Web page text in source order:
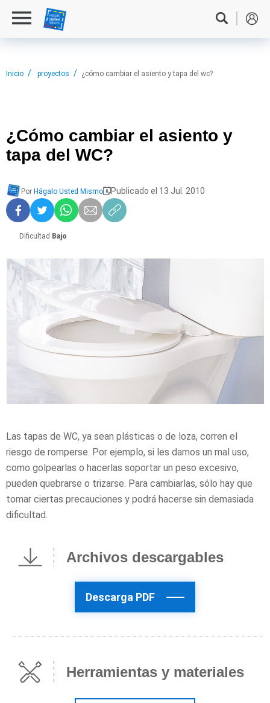
Inicio proyectos ¿cómo cambiar el asiento y tapa del wc?
¿Cómo cambiar el asiento y
tapa del WC?
Por Hágalo Usted Mismo Publicado el 13 Jul. 2010
Dificultad Bajo
Las tapas de WC, ya sean plásticas o de loza, corren el
riesgo de romperse. Por ejemplo, si les damos un mal uso,
como golpearlas o hacerlas soportar un peso excesivo,
pueden quebrarse o trizarse. Para cambiarlas, sólo hay que
tomar ciertas precauciones y podrá hacerse sin demasiada
dificultad.
Archivos descargables
Descarga PDF
Herramientas y materiales